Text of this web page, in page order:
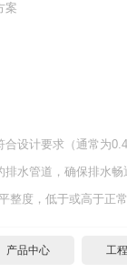
案
合设计要求（通常为
水管道，确保排水畅
整度，低于或高于正
，不平直处需修整合格
单位
关于
产品中心 工